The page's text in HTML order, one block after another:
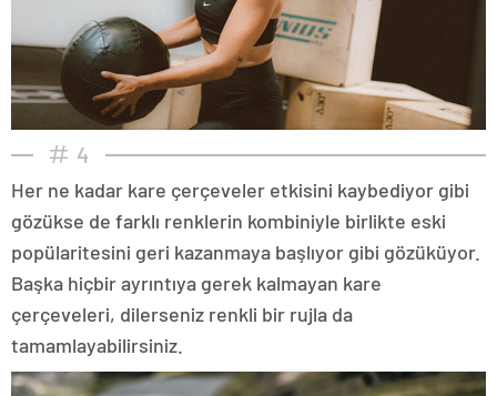
4
Her ne kadar kare çerçeveler etkisini kaybediyor gibi
gözükse de farklı renklerin kombiniyle birlikte eski
popülaritesini geri kazanmaya başlıyor gibi gözüküyor.
Başka hiçbir ayrıntıya gerek kalmayan kare
çerçeveleri, dilerseniz renkli bir rujla da
tamamlayabilirsiniz.